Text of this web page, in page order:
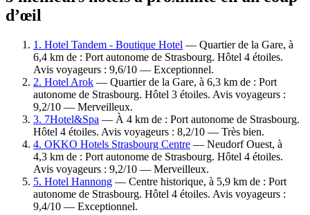
d’œil
1. Hotel Tandem - Boutique Hotel — Quartier de la Gare, à
6,4 km de : Port autonome de Strasbourg. Hôtel 4 étoiles.
Avis voyageurs : 9,6/10 — Exceptionnel.
2. Hotel Arok — Quartier de la Gare, à 6,3 km de : Port
autonome de Strasbourg. Hôtel 3 étoiles. Avis voyageurs :
9,2/10 — Merveilleux.
3. 7Hotel&Spa — À 4 km de : Port autonome de Strasbourg.
Hôtel 4 étoiles. Avis voyageurs : 8,2/10 — Très bien.
4. OKKO Hotels Strasbourg Centre — Neudorf Ouest, à
4,3 km de : Port autonome de Strasbourg. Hôtel 4 étoiles.
Avis voyageurs : 9,2/10 — Merveilleux.
5. Hotel Hannong — Centre historique, à 5,9 km de : Port
autonome de Strasbourg. Hôtel 4 étoiles. Avis voyageurs :
9,4/10 — Exceptionnel.